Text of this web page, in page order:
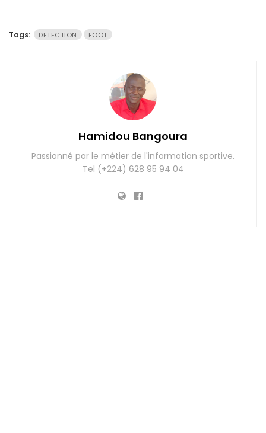
Tags: DETECTION FOOT
Hamidou Bangoura
Passionné par le métier de l'information sportive.
Tel (+224) 628 95 94 04